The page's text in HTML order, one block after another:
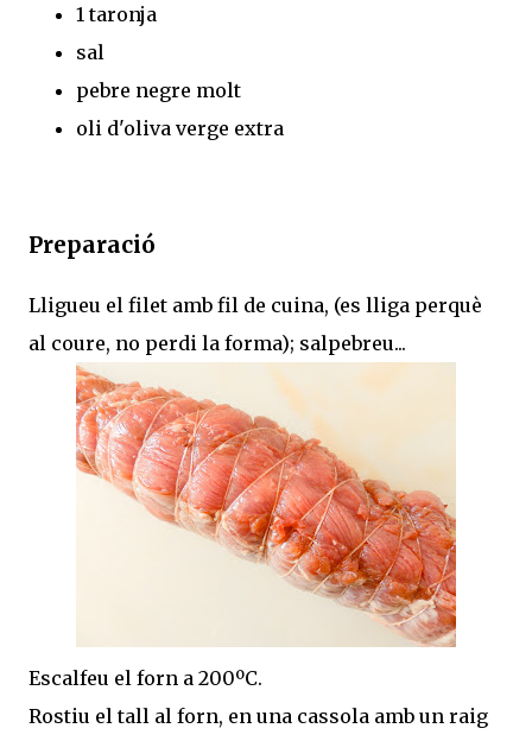
1 taronja
sal
pebre negre molt
oli d'oliva verge extra
Preparació
Lligueu el filet amb fil de cuina, (es lliga perquè
al coure, no perdi la forma); salpebreu...
Escalfeu el forn a 200ºC.
Rostiu el tall al forn, en una cassola amb un raig